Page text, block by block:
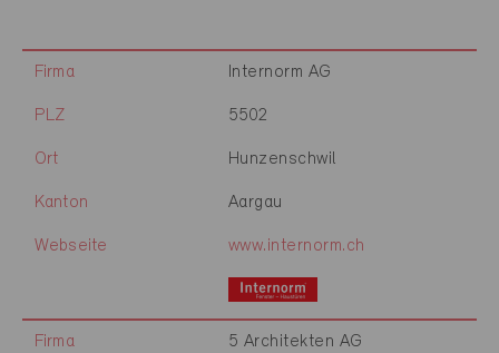
Firma Internorm AG
PLZ 5502
Ort Hunzenschwil
Kanton Aargau
Webseite www.internorm.ch
Firma 5 Architekten AG